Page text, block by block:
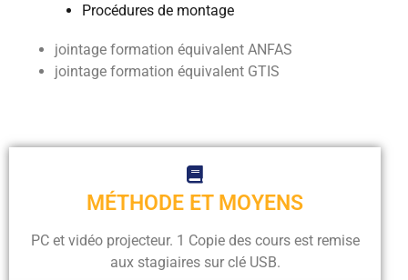
Procédures de montage
jointage formation équivalent ANFAS
jointage formation équivalent GTIS
MÉTHODE ET MOYENS
PC et vidéo projecteur. 1 Copie des cours est remise
aux stagiaires sur clé USB.